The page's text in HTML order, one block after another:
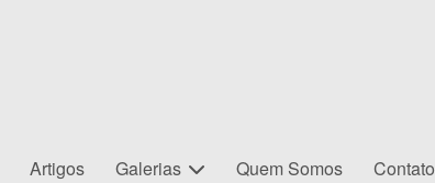
Artigos Galerias Quem Somos Contato